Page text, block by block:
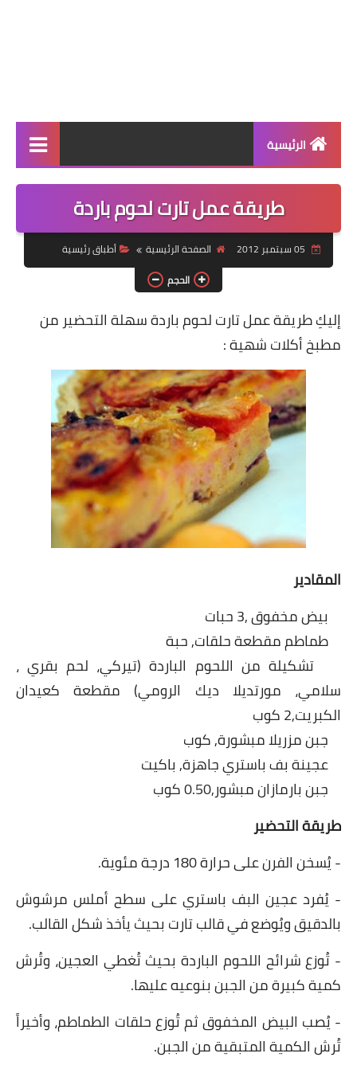
الرئيسية
الرئيسية
أطباق ووجبات
أطباق رئيسية
أطباق جانبية
مقبلات
سلطات
ساندويشات
مخبوزات
أطباق أطفال
أطباق بحرية
الجمال والريجيم
الريجيم والرشاقة
اطباق وأعياد
سحور رمضان
مشروب وحلا
مشروبات
حلويات
حلويات العيد
طريقة عمل تارت لحوم باردة
الصفحة الرئيسية
أطباق رئيسية
الحجم
إليكِ طريقة عمل تارت لحوم باردة سهلة التحضير من
مطبخ أكلات شهية :
المقادير
بيض مخفوق ,3 حبات
طماطم مقطعة حلقات, حبة
تشكيلة من اللحوم الباردة (تيركي، لحم بقري ،
سلامي، مورتديلا ديك الرومي) مقطعة كعيدان
الكبريت,2 كوب
جبن مزريلا مبشورة, كوب
عجينة بف باستري جاهزة, باكيت
جبن بارمازان مبشور,0.50 كوب
طريقة التحضير
- يُسخن الفرن على حرارة 180 درجة مئوية.
- يُفرد عجين البف باستري على سطح أملس مرشوش
بالدقيق ويُوضع في قالب تارت بحيث يأخذ شكل القالب.
- تُوزع شرائح اللحوم الباردة بحيث تُغطي العجين، وتُرش
كمية كبيرة من الجبن بنوعيه عليها.
- يُصب البيض المخفوق ثم تُوزع حلقات الطماطم، وأخيراً
تُرش الكمية المتبقية من الجبن.